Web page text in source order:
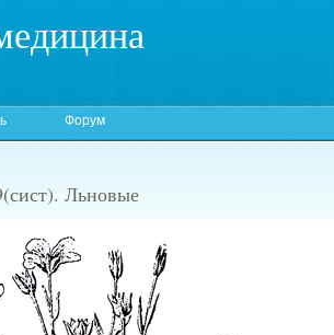
Форум
Льновые